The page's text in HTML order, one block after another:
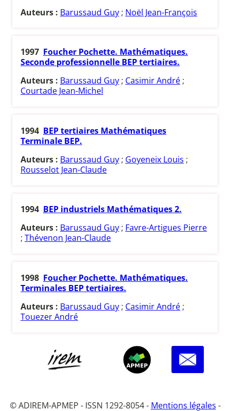
Auteurs : Barussaud Guy ; Noël Jean-François
1997 Foucher Pochette. Mathématiques.
Seconde professionnelle BEP tertiaires.
Auteurs : Barussaud Guy ; Casimir André ;
Courtade Jean-Michel
1994 BEP tertiaires Mathématiques
Terminale BEP.
Auteurs : Barussaud Guy ; Goyeneix Louis ;
Rousselot Jean-Claude
1994 BEP industriels Mathématiques 2.
Auteurs : Barussaud Guy ; Favre-Artigues Pierre
; Thévenon Jean-Claude
1998 Foucher Pochette. Mathématiques.
Terminales BEP tertiaires.
Auteurs : Barussaud Guy ; Casimir André ;
Touezer André
© ADIREM-APMEP - ISSN 1292-8054 - Mentions légales -